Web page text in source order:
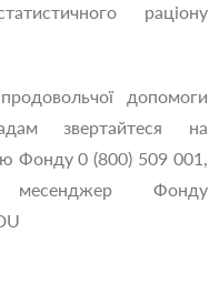
раціону
допомоги
звертайтеся на
Фонду 0 (800) 509 001,
Фонду